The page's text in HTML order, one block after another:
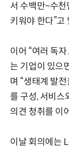
서 수백만~수
키워야 한다”고
이어 “여러 독
는 기업이 있으
며 “생태계 발
를 구성, 서비스
의견 청취를 이
이날 회의에는